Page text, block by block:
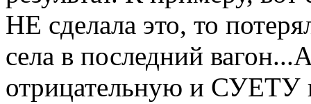
НЕ сделала это, то
села в последний
отрицательную и СУЕТУ